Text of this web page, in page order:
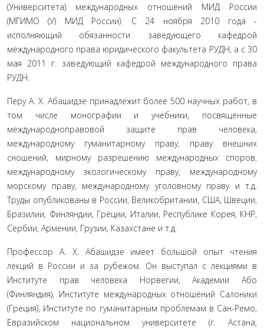
(Университета) международных отношений МИД России
(МГИМО (У) МИД России). C 24 ноября 2010 года -
исполняющий обязанности заведующего кафедрой
международного права юридического факультета РУДН, а с 30
мая 2011 г. заведующий кафедрой международного права
РУДН.
Перу А. Х. Абашидзе принадлежит более 500 научных работ, в
том числе монографии и учебники, посвященные
международно­правовой защите прав человека,
международному гуманитарному праву, праву внешних
сношений, мирному разрешению международных споров,
международному экологическому праву, международному
морскому праву, международному уголовному праву и т.д.
Труды опу­бликованы в России, Великобритании, США, Швеции,
Бразилии, Финляндии, Греции, Италии, Республике Корея, КНР,
Сербии, Арме­нии, Грузии, Казахстане и т.д.
Профессор А. Х. Абашидзе имеет большой опыт чтения
лекций в России и за рубежом. Он выступал с лекциями в
Институте прав человека Норвегии, Академии Або
(Финляндия), Институте международных отношений Салоники
(Греция), Институте по гумани­тарным проблемам в Сан-Ремо,
Евразийском национальном университете (г. Астана,